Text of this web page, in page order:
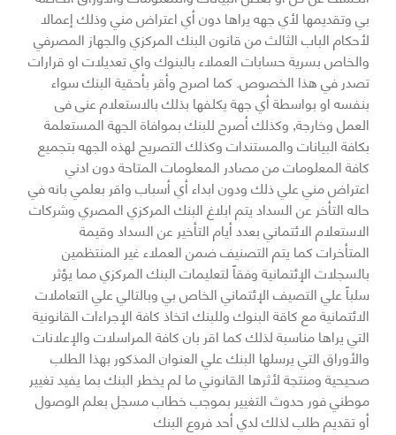
بي وتقديمها لأي جهه يراها دون أي اعتراض مني وذلك إعمالا
لأحكام الباب الثالث من قانون البنك المركزي والجهاز المصرفي
والخاص بسرية حسابات العملاء بالبنوك واي تعديلات او قرارات
تصدر في هذا الخصوص. كما اصرح وأقر بأحقية البنك سواء
بنفسه او بواسطة أي جهة يكلفها بذلك بالاستعلام عنى فى
العمل وخارجة, وكذلك أصرح للبنك بموافاة الجهة المستعلمة
بكافة البيانات والمستندات وكذلك التصريح لهذه الجهه بتجميع
كافة المعلومات من مصادر المعلومات المتاحة دون ادني
اعتراض مني علي ذلك ودون ابداء أي أسباب واقر بعلمي بانه في
حاله التأخر عن السداد يتم ابلاغ البنك المركزي المصري وشركات
الاستعلام الائتماني بعدد أيام التأخير عن السداد وقيمة
المتأخرات كما يتم التصنيف ضمن العملاء غير المنتظمين
بالسجلات الإئتمانية وفقاً لتعليمات البنك المركزي مما يؤثر
سلباً علي التصيف الإئتماني الخاص بي وبالتالي علي التعاملات
الائتمانية مع كاقة البنوك وللبنك اتخاذ كافة الإجراءات القانونية
التي يراها مناسبة لذلك كما اقر بان كافة المراسلات والإعلانات
والأوراق التي يرسلها البنك علي العنوان المذكور بهذا الطلب
صحيحية ومنتجة لأثرها القانوني ما لم يخطر البنك بما يفيد تغيير
موطني فور حدوث التغيير بموجب خطاب مسجل بعلم الوصول
أو تقديم طلب لذلك لدي أحد فروع البنك